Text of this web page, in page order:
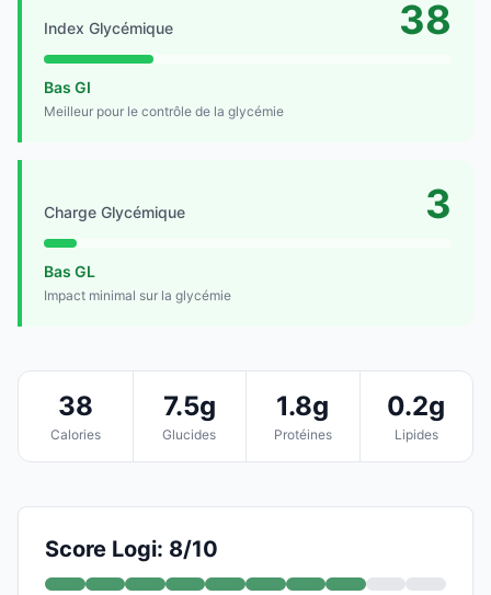
Index Glycémique 38
Bas GI
Meilleur pour le contrôle de la glycémie
Charge Glycémique 3
Bas GL
Impact minimal sur la glycémie
38
Calories
7.5g
Glucides
1.8g
Protéines
0.2g
Lipides
Score Logi: 8/10